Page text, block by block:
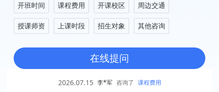
开班时间 课程费用 开课校区 周边交通
授课师资 上课时段 招生对象 其他咨询
在线提问
2026.07.15 李*军 咨询了 课程费用